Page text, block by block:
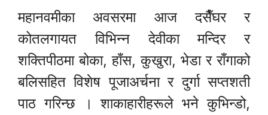
महानवमीका अवसरमा आज दसैँघर र
कोतलगायत विभिन्न देवीका मन्दिर र
शक्तिपीठमा बोका, हाँस, कुखुरा, भेडा र राँगाको
बलिसहित विशेष पूजाअर्चना र दुर्गा सप्तशती
पाठ गरिन्छ । शाकाहारीहरूले भने कुभिन्डो,